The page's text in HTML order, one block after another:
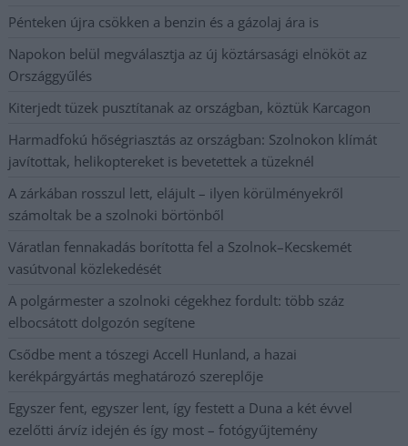
Pénteken újra csökken a benzin és a gázolaj ára is
Napokon belül megválasztja az új köztársasági elnököt az
Országgyűlés
Kiterjedt tüzek pusztítanak az országban, köztük Karcagon
Harmadfokú hőségriasztás az országban: Szolnokon klímát
javítottak, helikoptereket is bevetettek a tüzeknél
A zárkában rosszul lett, elájult – ilyen körülményekről
számoltak be a szolnoki börtönből
Váratlan fennakadás borította fel a Szolnok–Kecskemét
vasútvonal közlekedését
A polgármester a szolnoki cégekhez fordult: több száz
elbocsátott dolgozón segítene
Csődbe ment a tószegi Accell Hunland, a hazai
kerékpárgyártás meghatározó szereplője
Egyszer fent, egyszer lent, így festett a Duna a két évvel
ezelőtti árvíz idején és így most – fotógyűjtemény